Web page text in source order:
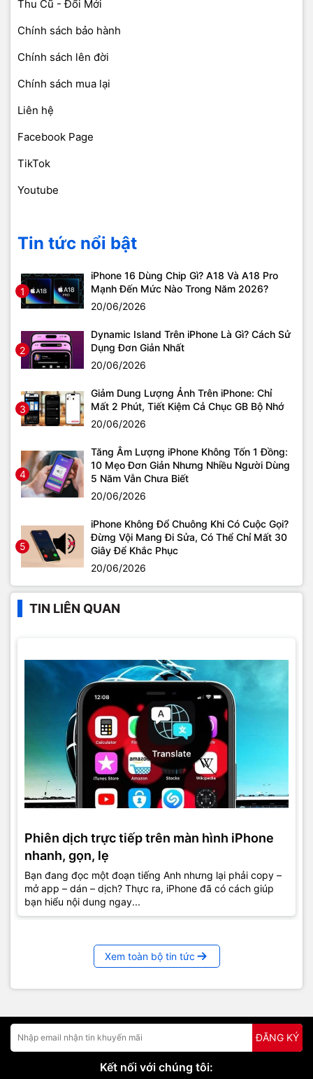
Thu Cũ - Đổi Mới
Chính sách bảo hành
Chính sách lên đời
Chính sách mua lại
Liên hệ
Facebook Page
TikTok
Youtube
Tin tức nổi bật
1
iPhone 16 Dùng Chip Gì? A18 Và A18 Pro
Mạnh Đến Mức Nào Trong Năm 2026?
20/06/2026
2
Dynamic Island Trên iPhone Là Gì? Cách Sử
Dụng Đơn Giản Nhất
20/06/2026
3
Giảm Dung Lượng Ảnh Trên iPhone: Chỉ
Mất 2 Phút, Tiết Kiệm Cả Chục GB Bộ Nhớ
20/06/2026
4
Tăng Âm Lượng iPhone Không Tốn 1 Đồng:
10 Mẹo Đơn Giản Nhưng Nhiều Người Dùng
5 Năm Vẫn Chưa Biết
20/06/2026
5
iPhone Không Đổ Chuông Khi Có Cuộc Gọi?
Đừng Vội Mang Đi Sửa, Có Thể Chỉ Mất 30
Giây Để Khắc Phục
20/06/2026
TIN LIÊN QUAN
Phiên dịch trực tiếp trên màn hình iPhone
nhanh, gọn, lẹ
Bạn đang đọc một đoạn tiếng Anh nhưng lại phải copy –
mở app – dán – dịch? Thực ra, iPhone đã có cách giúp
bạn hiểu nội dung ngay...
Xem toàn bộ tin tức
ĐĂNG KÝ
Kết nối với chúng tôi: